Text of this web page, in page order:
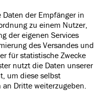
der Empfänger in
zu einem Nutzer,
der eigenen Services
des Versandes und
für statistische Zwecke
nutzt die Daten unserer
um diese selbst
Dritte weiterzugeben.